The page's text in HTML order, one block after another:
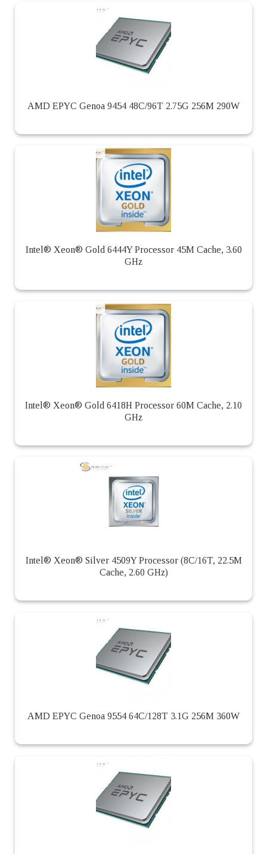
AMD EPYC Genoa 9454 48C/96T 2.75G 256M 290W
Intel® Xeon® Gold 6444Y Processor 45M Cache, 3.60
GHz
Intel® Xeon® Gold 6418H Processor 60M Cache, 2.10
GHz
Intel® Xeon® Silver 4509Y Processor (8C/16T, 22.5M
Cache, 2.60 GHz)
AMD EPYC Genoa 9554 64C/128T 3.1G 256M 360W